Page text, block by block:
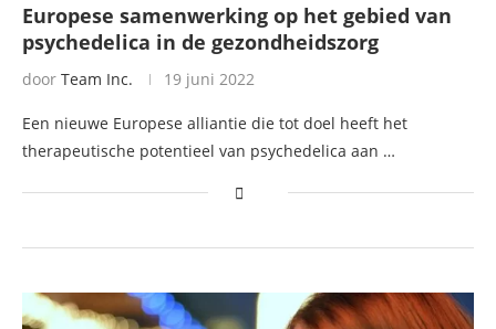
Europese samenwerking op het gebied van
psychedelica in de gezondheidszorg
door Team Inc. 19 juni 2022
Een nieuwe Europese alliantie die tot doel heeft het
therapeutische potentieel van psychedelica aan …